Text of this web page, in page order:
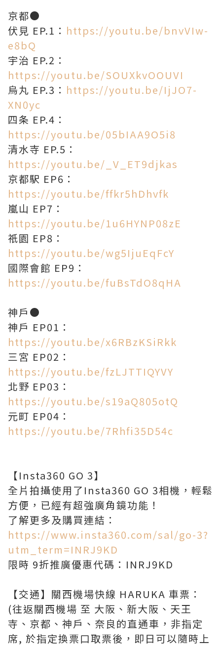
京都●
伏見 EP.1： https://youtu.be/bnvVIw-
e8bQ
宇治 EP.2：
https://youtu.be/SOUXkvOOUVI
烏丸 EP.3： https://youtu.be/IjJO7-
XN0yc
四条 EP.4：
https://youtu.be/05bIAA9O5i8
清水寺 EP.5：
https://youtu.be/_V_ET9djkas
京都駅 EP6：
https://youtu.be/ffkr5hDhvfk
嵐山 EP7：
https://youtu.be/1u6HYNP08zE
祇園 EP8：
https://youtu.be/wg5IjuEqFcY
國際會館 EP9：
https://youtu.be/fuBsTdO8qHA
神戶●
神戶 EP01：
https://youtu.be/x6RBzKSiRkk
三宮 EP02：
https://youtu.be/fzLJTTIQYVY
北野 EP03：
https://youtu.be/s19aQ805otQ
元町 EP04：
https://youtu.be/7Rhfi35D54c
【Insta360 GO 3】
全片拍攝使用了Insta360 GO 3相機，輕鬆
方便，已經有超強廣角鏡功能！
了解更多及購買連結：
https://www.insta360.com/sal/go-3?
utm_term=INRJ9KD
限時 9折推廣優惠代碼：INRJ9KD
【交通】關西機場快線 HARUKA 車票：
(往返關西機場 至 大阪、新大阪、天王
寺、京都、神戶、奈良的直通車，非指定
席, 於指定換票口取票後，即日可以隨時上